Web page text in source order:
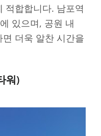
적합합니다. 남포역
있으며, 공원 내
더욱 알찬 시간을
워)